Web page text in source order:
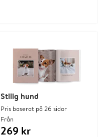
Stilig hund
Pris baserat på 26 sidor
Från
269 kr